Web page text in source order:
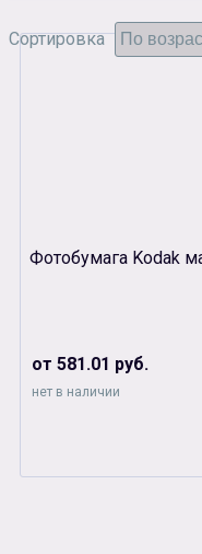
Сортировка
Фотобумага Kodak
от 581.01 руб.
нет в наличии